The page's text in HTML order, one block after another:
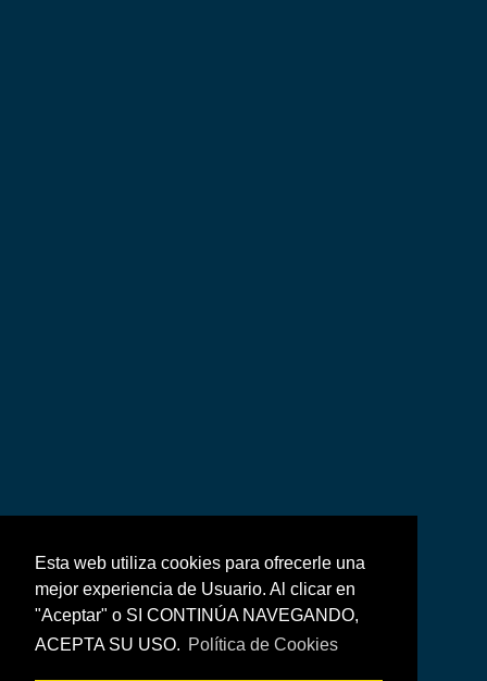
Esta web utiliza cookies para ofrecerle una
mejor experiencia de Usuario. Al clicar en
"Aceptar" o SI CONTINÚA NAVEGANDO,
ACEPTA SU USO. Política de Cookies